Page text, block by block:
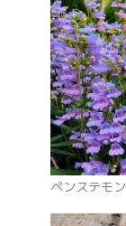
ペンステモ